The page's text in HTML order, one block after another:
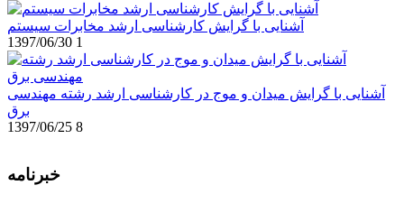
آشنایی با گرایش کارشناسی ارشد مخابرات سیستم
1397/06/30 1
آشنایی با گرایش میدان و موج در کارشناسی ارشد رشته مهندسی
برق
1397/06/25 8
خبرنامه